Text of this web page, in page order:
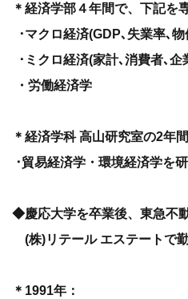
＊経済学部４年間で、下記を
･マクロ経済(GDP､失業率､
･ミクロ経済(家計､消費者､企
・労働経済学
＊経済学科 高山研究室の2年間
･貿易経済学・環境経済学を
◆慶応大学を卒業後、東急不
(株)リテール エステートで
＊1991年：